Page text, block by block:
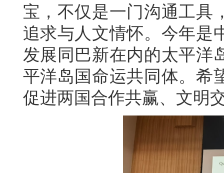
宝，不仅是一门沟通工具
追求与人文情怀。今年是
发展同巴新在内的太平
平洋岛国命运共同体。希
促进两国合作共赢、文明